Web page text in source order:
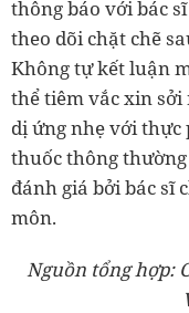
thông báo với bác
theo dõi chặt chẽ
Không tự kết luận
thể tiêm vắc xin sởi
dị ứng nhẹ với thực
thuốc thông
đánh giá bởi bác sĩ
môn.
Nguồn tổng hợp: